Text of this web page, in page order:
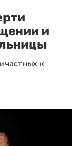
и
к